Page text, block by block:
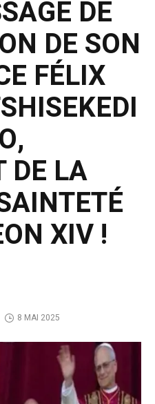
DE
DE SON
FÉLIX
DE LA
XIV !
8 MAI 2025